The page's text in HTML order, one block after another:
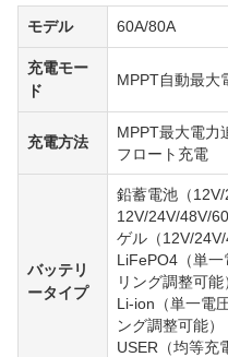
モデル 60A/80A
充電モー
ド
MPPT自動最大
充電方法
MPPT最大電力
フロート充電
バッテリ
ータイプ
鉛蓄電池（
12V/24V/48V/
ゲル（12V/24V/
LiFePO4（単
リング調整可能
Li-ion（単一電
ング調整可能）
USER（均等充